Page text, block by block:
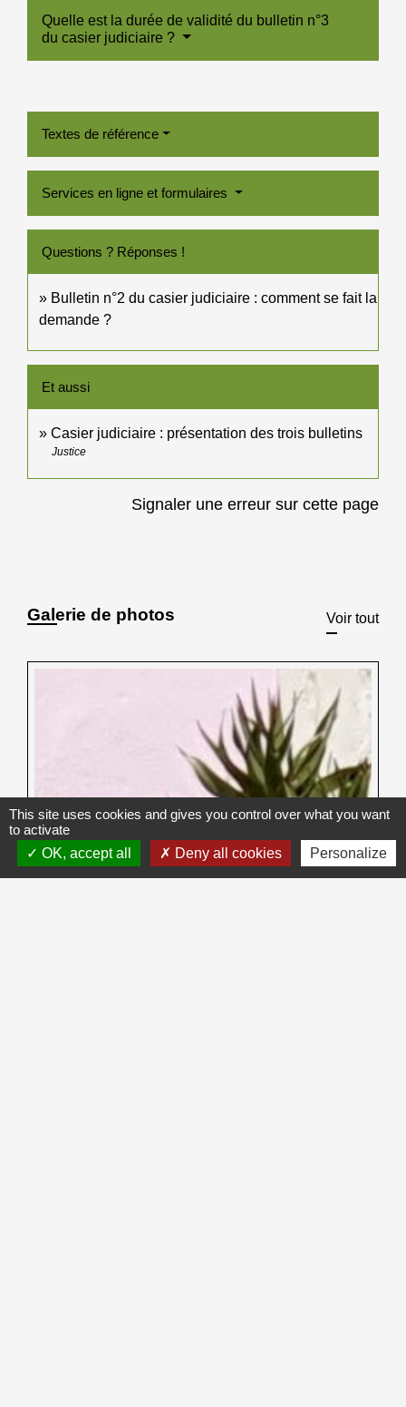
Quelle est la durée de validité du bulletin n°3
du casier judiciaire ?
Textes de référence
Services en ligne et formulaires
Questions ? Réponses !
Bulletin n°2 du casier judiciaire : comment se fait la
demande ?
Et aussi
Casier judiciaire : présentation des trois bulletins
Justice
Signaler une erreur sur cette page
Galerie de photos Voir tout
This site uses cookies and gives you control over what you want
to activate
OK, accept all
Deny all cookies Personalize